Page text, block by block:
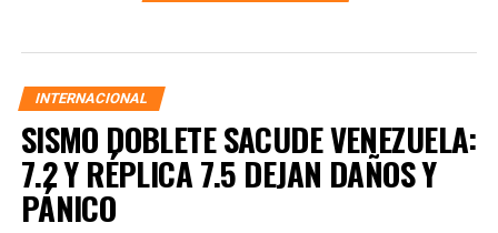
INTERNACIONAL
SISMO DOBLETE SACUDE VENEZUELA:
7.2 Y RÉPLICA 7.5 DEJAN DAÑOS Y
PÁNICO